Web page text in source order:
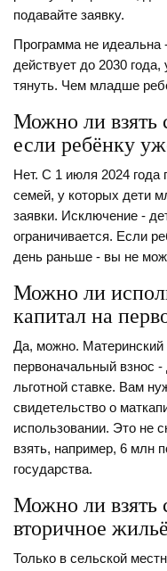
подавайте заявку.
Программа не идеальна
действует до 2030
тянуть. Чем младше
Можно ли взять
если ребёнку
Нет. С 1 июля 2024 года
семей, у которых дети
заявки. Исключение -
ограничивается. Если
день раньше - вы не
Можно ли
капитал на
Да, можно. Материнский
первоначальный взнос
льготной ставке. Вам
свидетельство о
использовании. Это не
взять, например, 6 млн
государства.
Можно ли взять
вторичное
Только в сельской